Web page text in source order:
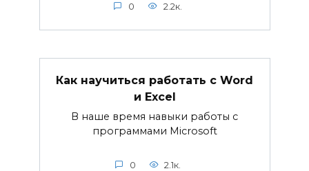
0 2.2к.
Как научиться работать с Word
и Excel
В наше время навыки работы с
программами Microsoft
0 2.1к.